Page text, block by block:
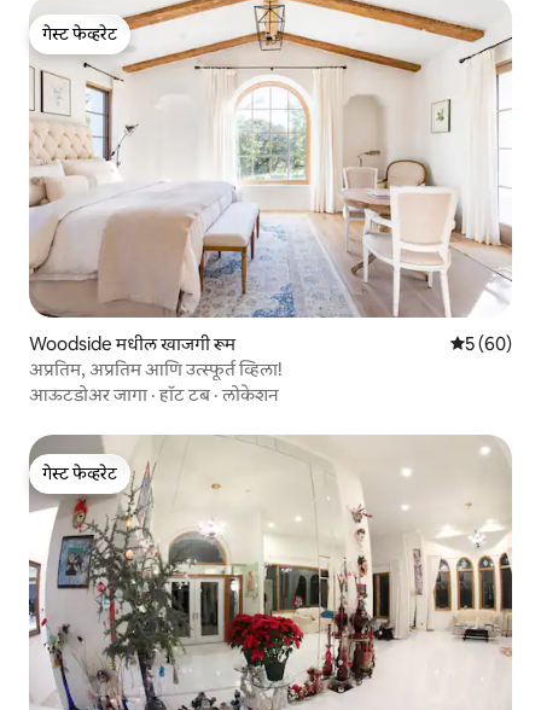
गेस्ट फेव्हरेट
गेस्ट फेव्हरेट
Woodside मधील खाजगी रूम 5 पैकी 5
5 (60)
अप्रतिम, अप्रतिम आणि उत्स्फूर्त व्हिला!
आऊटडोअर जागा ·हॉट टब·लोकेशन
गेस्ट फेव्हरेट
गेस्ट फेव्हरेट